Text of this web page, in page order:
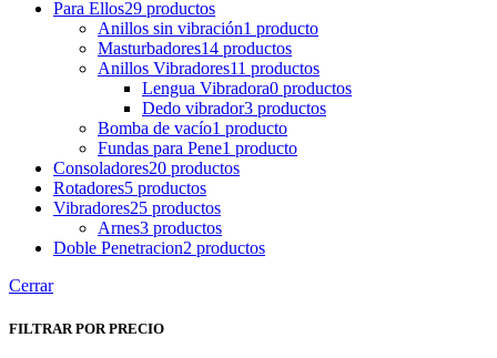
Para Ellos29 productos
Anillos sin vibración1 producto
Masturbadores14 productos
Anillos Vibradores11 productos
Lengua Vibradora0 productos
Dedo vibrador3 productos
Bomba de vacío1 producto
Fundas para Pene1 producto
Consoladores20 productos
Rotadores5 productos
Vibradores25 productos
Arnes3 productos
Doble Penetracion2 productos
Cerrar
FILTRAR POR PRECIO